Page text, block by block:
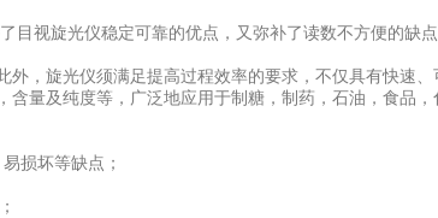
旋光仪稳定可靠的优点，又弥补了读数不方便的缺
旋光仪须满足提高过程效率的要求，不仅具有快速、
及纯度等，广泛地应用于制糖，制药，石油，食品，
损坏等缺点；